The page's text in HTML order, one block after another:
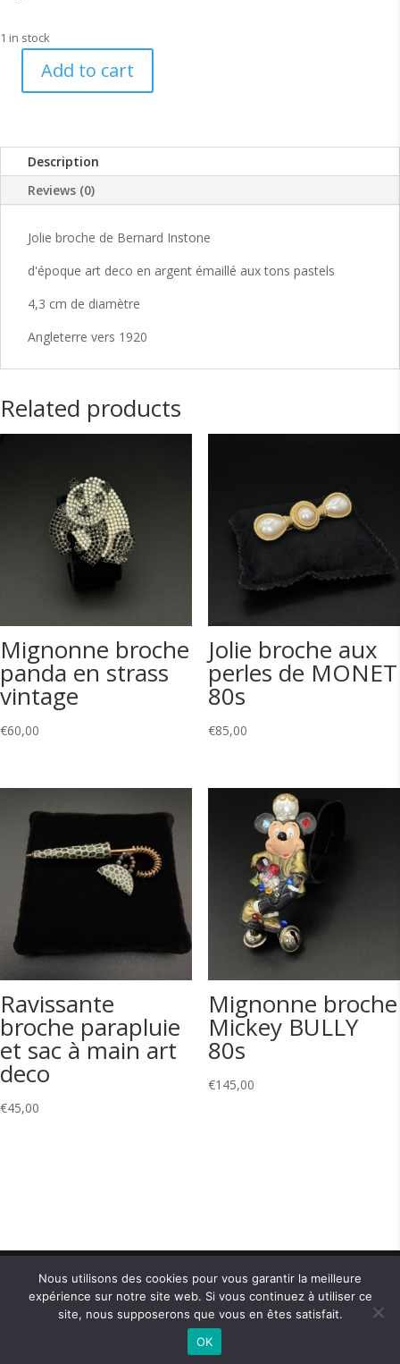
1 in stock
Bernard
Instone
quantity
Add to cart
Description
Reviews (0)
Jolie broche de Bernard Instone
d'époque art deco en argent émaillé aux tons pastels
4,3 cm de diamètre
Angleterre vers 1920
Related products
Mignonne broche
panda en strass
vintage
€60,00
Jolie broche aux
perles de MONET
80s
€85,00
Ravissante
broche parapluie
et sac à main art
deco
€45,00
Mignonne broche
Mickey BULLY
80s
€145,00
Copyright © CM Jewels 2021 — Designed byApollo X
- Agence Marketing Digital—Politique de
Conditions générales de vente
Nous utilisons des cookies pour vous garantir la meilleure
expérience sur notre site web. Si vous continuez à utiliser ce
site, nous supposerons que vous en êtes satisfait.
OK